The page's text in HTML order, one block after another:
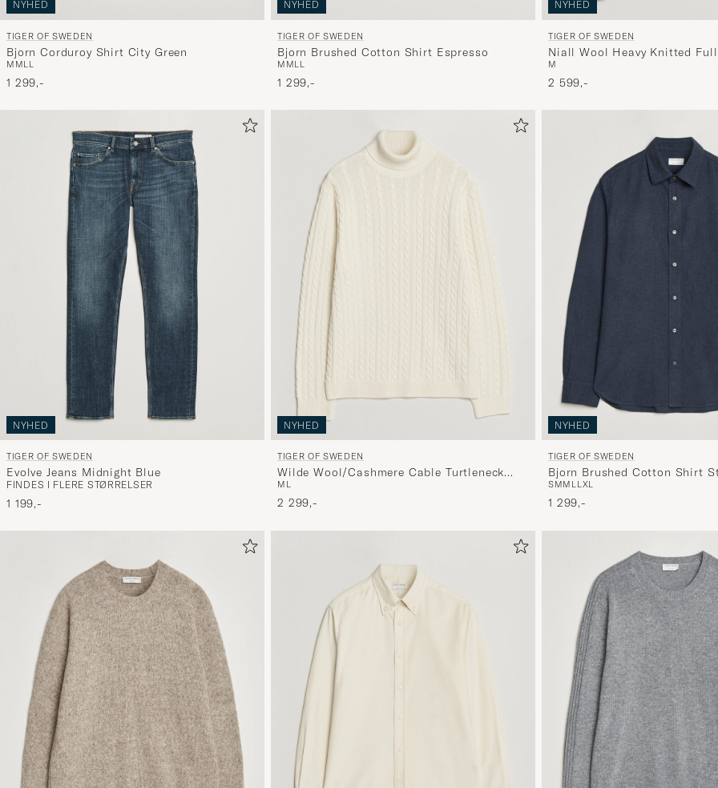
NYHED
TIGER OF SWEDEN
Bjorn Corduroy Shirt City Green
M ML L
1 299,-
NYHED
TIGER OF SWEDEN
Bjorn Brushed Cotton Shirt Espresso
M ML L
1 299,-
NYHED
TIGER OF SWEDEN
Niall Wool Heavy Knitted
M
2 599,-
NYHED
TIGER OF SWEDEN
Evolve Jeans Midnight Blue
FINDES I FLERE STØRRELSER
1 199,-
NYHED
TIGER OF SWEDEN
Wilde Wool/Cashmere Cable Turtleneck
Porcelain Cream
M L
2 299,-
NYHED
TIGER OF SWEDEN
Bjorn Brushed Cotton Shirt
SMM LLXL
1 299,-